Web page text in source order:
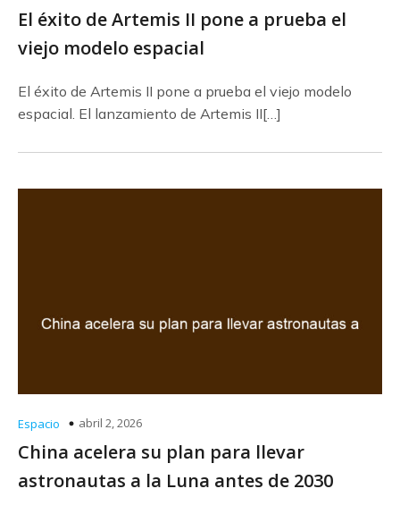
El éxito de Artemis II pone a prueba el
viejo modelo espacial
El éxito de Artemis II pone a prueba el viejo modelo
espacial. El lanzamiento de Artemis II[…]
Espacio abril 2, 2026
China acelera su plan para llevar
astronautas a la Luna antes de 2030